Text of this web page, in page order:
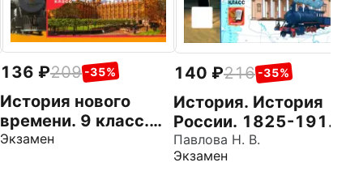
136 209 -35%
История нового
времени. 9 класс.
Контурные карты. К
Экзамен
140 216 -35%
История. История
России. 1825-1914
гг. 9 класс.
Контурные карты к
Павлова Н. В.
Экзамен